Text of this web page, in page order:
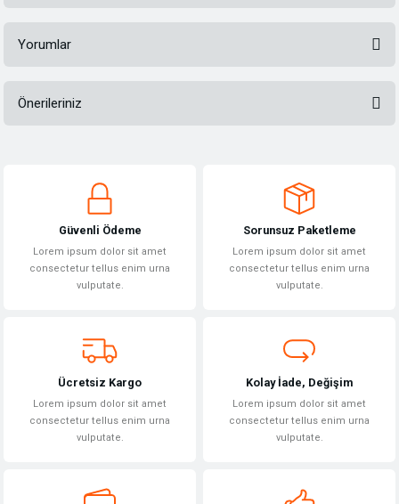
Yorumlar
Önerileriniz
Görüş ve önerileriniz için teşekkür ederiz.
Ürün açıklamasında eksik bilgiler bulunuyor.
Ürün bilgilerinde hatalar bulunuyor.
Bu ürüne benzer farklı alternatifler olmalı.
Güvenli Ödeme
Lorem ipsum dolor sit amet
consectetur tellus enim urna
vulputate.
Sorunsuz Paketleme
Lorem ipsum dolor sit amet
consectetur tellus enim urna
vulputate.
Ücretsiz Kargo
Lorem ipsum dolor sit amet
consectetur tellus enim urna
vulputate.
Kolay İade, Değişim
Lorem ipsum dolor sit amet
consectetur tellus enim urna
vulputate.